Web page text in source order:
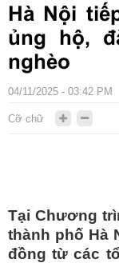
Hà Nội
ủng hộ,
nghèo
04/11/2025 - 03:42 PM
Cỡ chữ
Tại Chương
thành phố Hà
đồng từ các